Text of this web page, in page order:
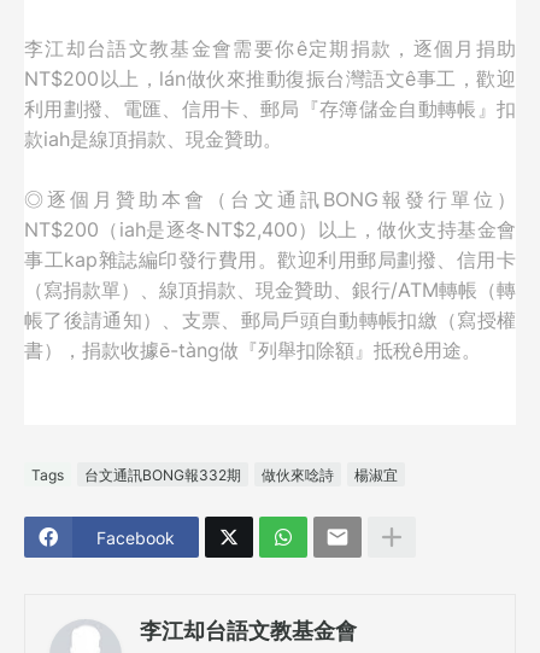
李江却台語文教基金會需要你ê定期捐款，逐個月捐助
NT$200以上，lán做伙來推動復振台灣語文ê事工，歡迎
利用劃撥、電匯、信用卡、郵局『存簿儲金自動轉帳』扣
款iah是線頂捐款、現金贊助。
◎逐個月贊助本會（台文通訊BONG報發行單位）
NT$200（iah是逐冬NT$2,400）以上，做伙支持基金會
事工kap雜誌編印發行費用。歡迎利用郵局劃撥、信用卡
（寫捐款單）、線頂捐款、現金贊助、銀行/ATM轉帳（轉
帳了後請通知）、支票、郵局戶頭自動轉帳扣繳（寫授權
書），捐款收據ē-tàng做『列舉扣除額』抵稅ê用途。
Tags 台文通訊BONG報332期 做伙來唸詩 楊淑宜
Facebook
李江却台語文教基金會